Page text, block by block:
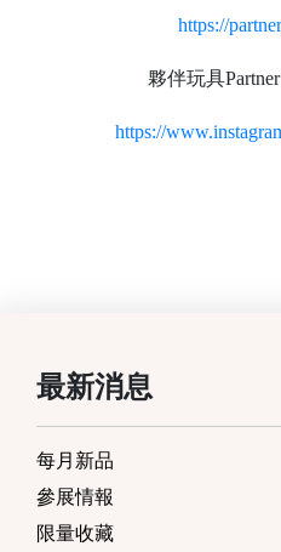
https://
夥伴玩具
https://
最新消息
每月新品
參展情報
限量收藏